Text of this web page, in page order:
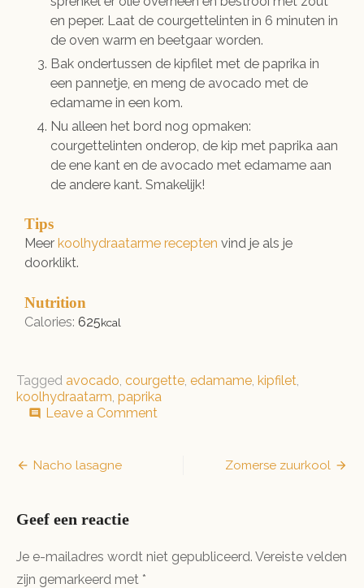
en peper. Laat de courgettelinten in 6 minuten in
de oven warm en beetgaar worden.
Bak ondertussen de kipfilet met de paprika in
een pannetje, en meng de avocado met de
edamame in een kom.
Nu alleen het bord nog opmaken:
courgettelinten onderop, de kip met paprika aan
de ene kant en de avocado met edamame aan
de andere kant. Smakelijk!
Tips
Meer koolhydraatarme recepten vind je als je
doorklikt.
Nutrition
Calories: 625kcal
Tagged avocado courgette edamame kipfilet
koolhydraatarm paprika
comment Leave a Comment
Bericht
Nacho lasagne Zomerse zuurkool
Geef een reactie
Je e-mailadres wordt niet gepubliceerd. Vereiste velden
zijn gemarkeerd met *